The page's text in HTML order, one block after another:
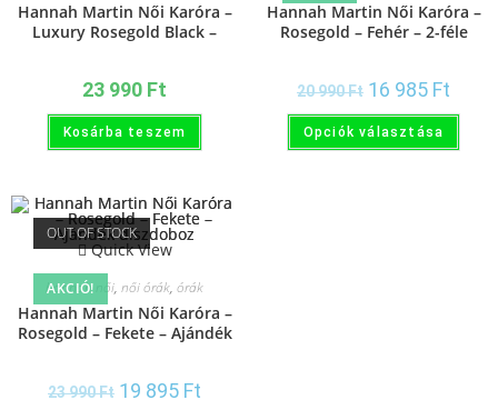
Hannah Martin Női Karóra –
Luxury Rosegold Black –
23 990 Ft
Kosárba teszem
Hannah Martin Női Karóra –
Rosegold – Fehér – 2-féle
20 990Ft 16 985 Ft
Opciók választása
OUT OF STOCK
AKCIÓ!
Quick View
hannah női, női órák, órák
Hannah Martin Női Karóra –
Rosegold – Fekete – Ajándék
23 990Ft 19 895 Ft